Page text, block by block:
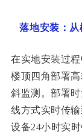
落地安装：
在实地安装过
楼顶四角部署
斜监测。部署
线方式实时传
设备24小时实